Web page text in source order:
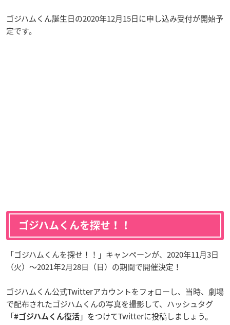
ゴジハムくん誕生日の2020年12月15日に申し込み受付が開始予
定です。
ゴジハムくんを探せ！！
「ゴジハムくんを探せ！！」キャンペーンが、2020年11月3日
（火）～2021年2月28日（日）の期間で開催決定！
ゴジハムくん公式Twitterアカウントをフォローし、当時、劇場
で配布されたゴジハムくんの写真を撮影して、ハッシュタグ
「#ゴジハムくん復活 」をつけてTwitterに投稿しましょう。